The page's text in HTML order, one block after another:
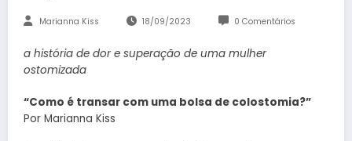
Marianna Kiss 18/09/2023 0 Comentários
a história de dor e superação de uma mulher
ostomizada
“Como é transar com uma bolsa de colostomia?”
Por Marianna Kiss